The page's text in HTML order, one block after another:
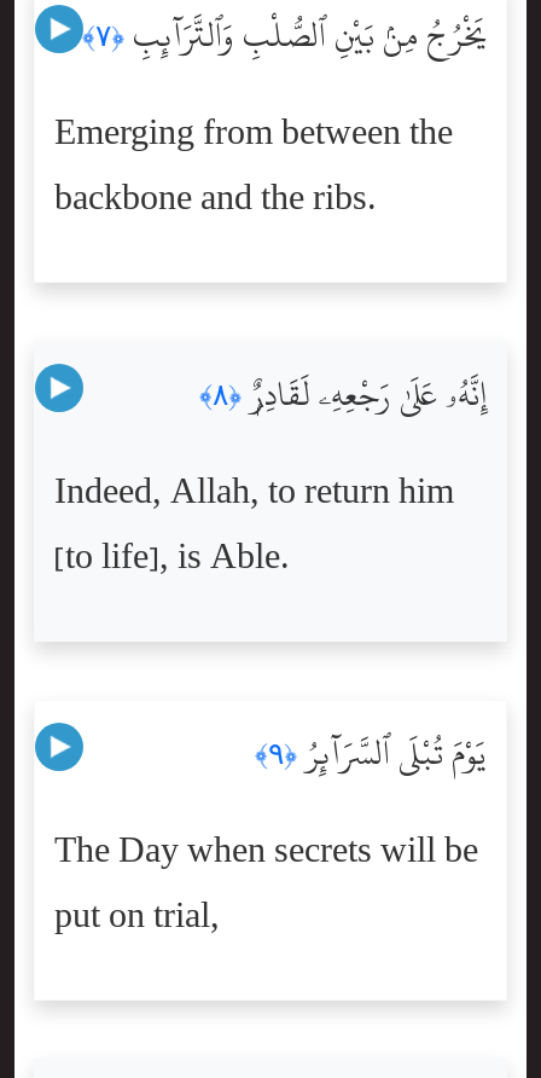
يَخْرُجُ مِنۢ بَيْنِ ٱلصُّلْبِ وَٱلتَّرَآئِبِ ﴿٧﴾
Emerging from between the
backbone and the ribs.
إِنَّهُۥ عَلَىٰ رَجْعِهِۦ لَقَادِرٌۭ ﴿٨﴾
Indeed, Allah, to return him
[to life], is Able.
يَوْمَ تُبْلَى ٱلسَّرَآئِرُ﴿٩﴾
The Day when secrets will be
put on trial,